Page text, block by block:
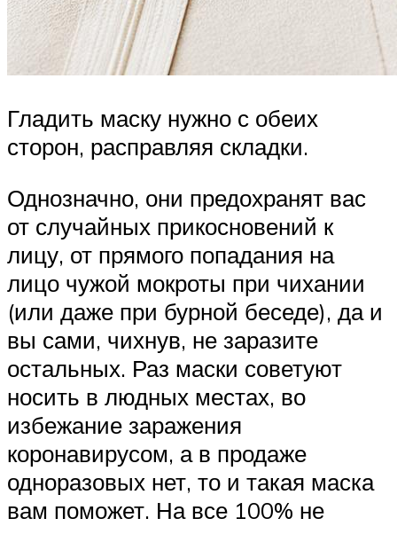
Гладить маску нужно с обеих
сторон, расправляя складки.
Однозначно, они предохранят вас
от случайных прикосновений к
лицу, от прямого попадания на
лицо чужой мокроты при чихании
(или даже при бурной беседе), да и
вы сами, чихнув, не заразите
остальных. Раз маски советуют
носить в людных местах, во
избежание заражения
коронавирусом, а в продаже
одноразовых нет, то и такая маска
вам поможет. На все 100% не